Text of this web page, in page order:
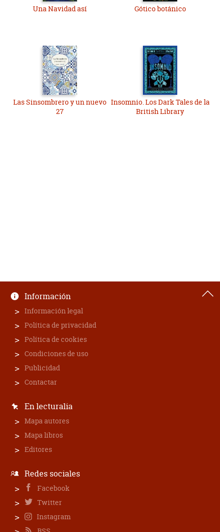
Una Navidad así Gótico botánico
Las Sinsombrero y un nuevo
27
Insomnio. Los Dark Tales de la
British Library
Información
Información legal
Política de privacidad
Política de cookies
Condiciones de uso
Publicidad
Contactar
En lecturalia
Mapa autores
Mapa libros
Editores
Redes sociales
Facebook
Twitter
Instagram